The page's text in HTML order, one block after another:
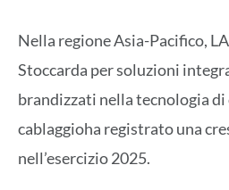
Nella regione Asia-Pacifico,
Stoccarda per soluzioni
brandizzati nella tecnologia di
cablaggioha registrato una
nell’esercizio 2025.